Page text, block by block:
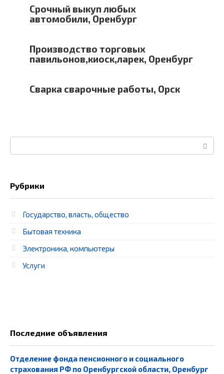
Срочный выкуп любых
автомобили, Оренбург
Производство торговых
павильонов,киоск,ларек, Оренбург
Сварка сварочные работы, Орск
Рубрики
Государство, власть, общество
Бытовая техника
Электроника, компьютеры
Услуги
Последние объявления
Отделение фонда пенсионного и социального
страхования РФ по Оренбургской области, Оренбург